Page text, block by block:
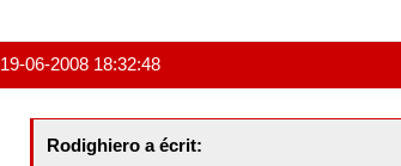
19-06-2008 18:32:48
Rodighiero a écrit: